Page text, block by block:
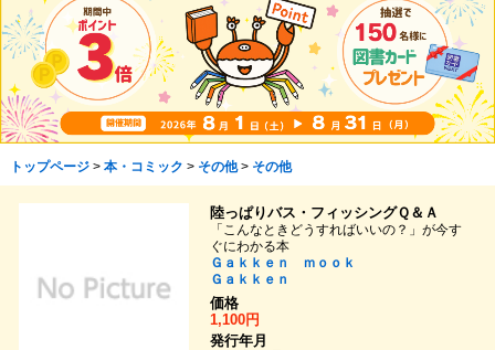
トップページ> 本・コミック > その他> その他
陸っぱりバス・フィッシングＱ＆Ａ
「こんなときどうすればいいの？」が今す
ぐにわかる本
Ｇａｋｋｅｎ ｍｏｏｋ
Ｇａｋｋｅｎ
価格
1,100円
発行年月